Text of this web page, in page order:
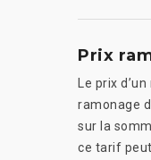
Prix
Le prix
ramonage
sur la
ce tarif